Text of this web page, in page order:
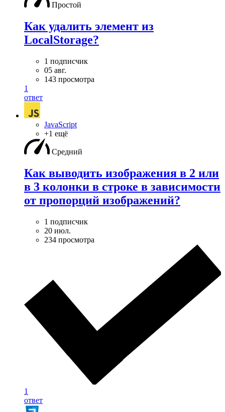
Простой
Как удалить элемент из
LocalStorage?
1 подписчик
05 авг.
143 просмотра
1
ответ
JavaScript
+1 ещё
Средний
Как выводить изображения в 2 или
в 3 колонки в строке в зависимости
от пропорций изображений?
1 подписчик
20 июл.
234 просмотра
1
ответ